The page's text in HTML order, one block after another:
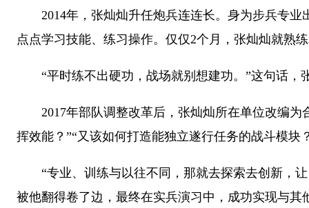
2014年，张灿灿升任炮兵连连长。身为步兵专业
点点学习技能、练习操作。仅仅2个月，张灿灿就熟
“平时练不出硬功，战场就别想建功。”这句话，
2017年部队调整改革后，张灿灿所在单位改编为
挥效能？”“又该如何打造能独立遂行任务的战斗模
“专业、训练与以往不同，那就去探索去创新，让
被他翻得卷了边，最终在实兵演习中，成功实现与其